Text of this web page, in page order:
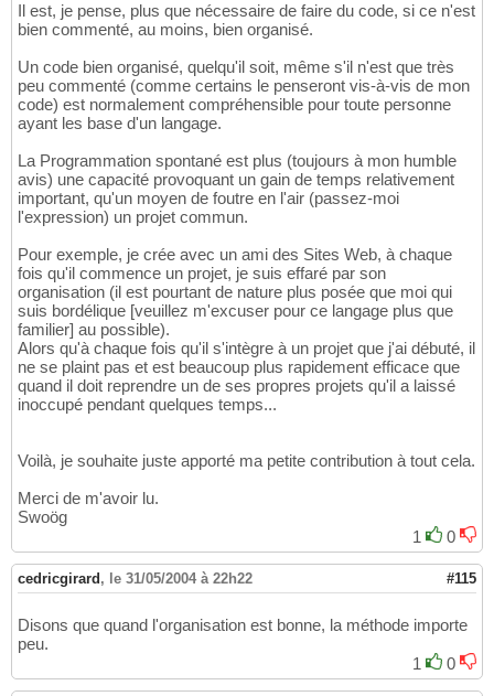
Il est, je pense, plus que nécessaire de faire du code, si ce n'est
bien commenté, au moins, bien organisé.
Un code bien organisé, quelqu'il soit, même s'il n'est que très
peu commenté (comme certains le penseront vis-à-vis de mon
code) est normalement compréhensible pour toute personne
ayant les base d'un langage.
La Programmation spontané est plus (toujours à mon humble
avis) une capacité provoquant un gain de temps relativement
important, qu'un moyen de foutre en l'air (passez-moi
l'expression) un projet commun.
Pour exemple, je crée avec un ami des Sites Web, à chaque
fois qu'il commence un projet, je suis effaré par son
organisation (il est pourtant de nature plus posée que moi qui
suis bordélique [veuillez m'excuser pour ce langage plus que
familier] au possible).
Alors qu'à chaque fois qu'il s'intègre à un projet que j'ai débuté, il
ne se plaint pas et est beaucoup plus rapidement efficace que
quand il doit reprendre un de ses propres projets qu'il a laissé
inoccupé pendant quelques temps...
Voilà, je souhaite juste apporté ma petite contribution à tout cela.
Merci de m'avoir lu.
Swoög
1
0
cedricgirard , le 31/05/2004 à 22h22 #115
Disons que quand l'organisation est bonne, la méthode importe
peu.
1
0